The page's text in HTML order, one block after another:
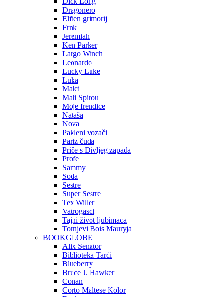
Dragonero
Elfien grimorij
Frnk
Jeremiah
Ken Parker
Largo Winch
Leonardo
Lucky Luke
Luka
Malci
Mali Spirou
Moje frendice
Nataša
Nova
Pakleni vozači
Pariz čuda
Priče s Divljeg zapada
Profe
Sammy
Soda
Sestre
Super Sestre
Tex Willer
Vatrogasci
Tajni život ljubimaca
Tornjevi Bois Mauryja
BOOKGLOBE
Alix Senator
Biblioteka Tardi
Blueberry
Bruce J. Hawker
Conan
Corto Maltese Kolor